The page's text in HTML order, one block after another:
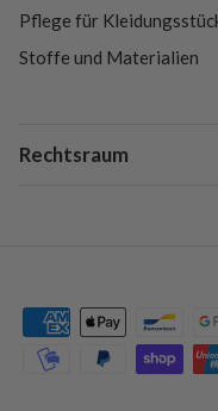
Pflege für
Stoffe und Materialien
Rechtsraum